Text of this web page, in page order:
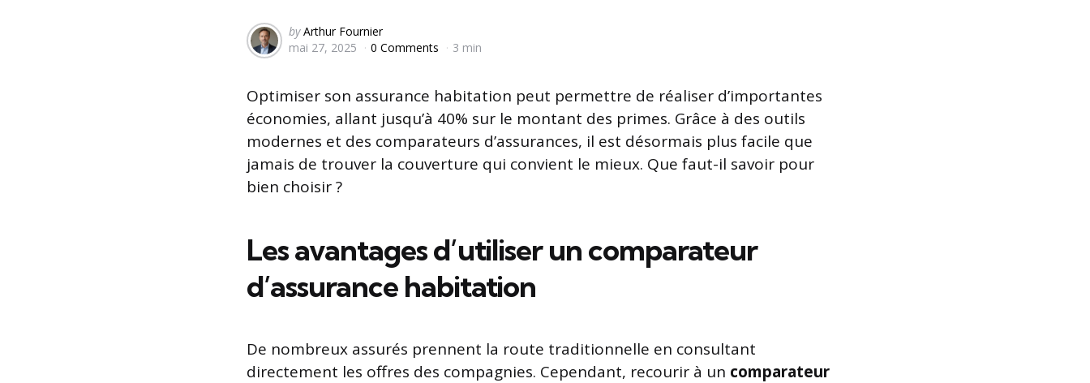
Posted
by
by Arthur Fournier
mai 27, 2025
0 Comments 3 min
Optimiser son assurance habitation peut permettre de réaliser d’importantes
économies, allant jusqu’à 40% sur le montant des primes. Grâce à des outils
modernes et des comparateurs d’assurances, il est désormais plus facile que
jamais de trouver la couverture qui convient le mieux. Que faut-il savoir pour
bien choisir ?
Les avantages d’utiliser un comparateur
d’assurance habitation
De nombreux assurés prennent la route traditionnelle en consultant
directement les offres des compagnies. Cependant, recourir à un comparateur